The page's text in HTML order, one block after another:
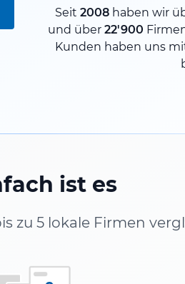
Seit 2008haben wir
und über 22'900
Kunden haben uns
ist es
zu 5 lokale Firmen